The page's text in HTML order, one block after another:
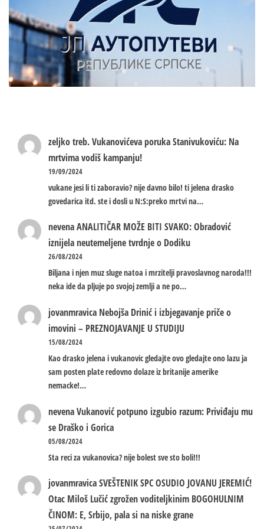
zeljko treb.Vukanovićeva poruka Stanivukoviću: Na
mrtvima vodiš kampanju!
19/09/2024
vukane jesi li ti zaboravio? nije davno bilo! ti jelena drasko
govedarica itd. ste i dosli u N:S:preko mrtvi na…
nevenaANALITIČAR MOŽE BITI SVAKO: Obradović
iznijela neutemeljene tvrdnje o Dodiku
26/08/2024
Biljana i njen muz sluge natoa i mrzitelji pravoslavnog naroda!!!
neka ide da pljuje po svojoj zemlji a ne po…
jovanmravica Nebojša Drinić i izbjegavanje priče o
imovini – PREZNOJAVANJE U STUDIJU
15/08/2024
Kao drasko jelena i vukanovic gledajte ovo gledajte ono lazu ja
sam posten plate redovno dolaze iz britanije amerike
nemacke!…
nevenaVukanović potpuno izgubio razum: Priviđaju mu
se Draško i Gorica
05/08/2024
Sta reci za vukanovica? nije bolest sve sto boli!!!
jovanmravicaSVEŠTENIK SPC OSUDIO JOVANU JEREMIĆ!
Otac Miloš Lučić zgrožen voditeljkinim BOGOHULNIM
ČINOM: E, Srbijo, pala si na niske grane